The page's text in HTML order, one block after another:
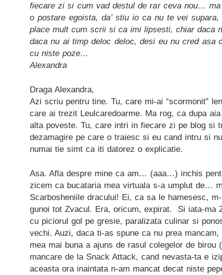
fiecare zi si cum vad destul de rar ceva nou…
o postare egoista, da’ stiu io ca nu te vei
place mult cum scrii si ca imi lipsesti, chiar daca
daca nu ai timp deloc deloc, desi eu nu cred asa
cu niste poze…
Alexandra
Draga Alexandra,
Azi scriu pentru tine. Tu, care mi-ai “scormonit”
care ai trezit Leulcaredoarme. Ma rog, ca dupa
alta poveste. Tu, care intri in fiecare zi pe blog si
dezamagire pe care o traiesc si eu cand intru si
numai tie simt ca iti datorez o explicatie.
Asa. Afla despre mine ca am… (aaa…) inchis
zicem ca bucataria mea virtuala s-a umplut de…
Scarbosheniile dracului! Ei, ca sa le hamesesc,
gunoi tot Zvacul. Era, oricum, expirat. Si iata-ma
cu piciorul gol pe gresie, paralizata culinar si
vechi. Auzi, daca ti-as spune ca nu prea
mea mai buna a ajuns de rasul colegelor de birou
mancare de la Snack Attack, cand nevasta-ta e
aceasta ora inaintata n-am mancat decat niste